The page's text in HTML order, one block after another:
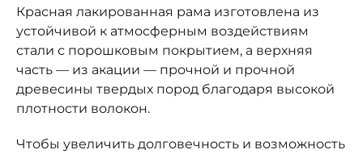
Красная лакированная рама изготовлена из
устойчивой к атмосферным воздействиям
стали с порошковым покрытием, а верхняя
часть — из акации — прочной и прочной
древесины твердых пород благодаря высокой
плотности волокон.
Чтобы увеличить долговечность и возможность